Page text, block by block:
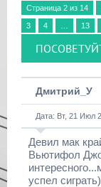
Страница 2 из 14
3 4 13
Дмитрий_У
Дата: Вт, 21 Июл
Девил мак
Вьютифол
успел сиграть)